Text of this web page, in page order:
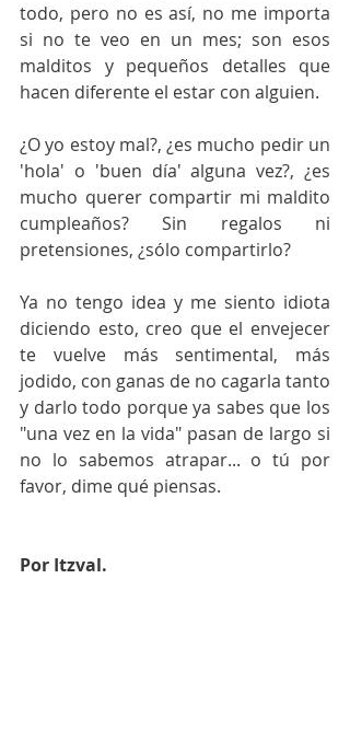
todo, pero no es así, no me importa
si no te veo en un mes; son esos
malditos y pequeños detalles que
hacen diferente el estar con alguien.
¿O yo estoy mal?, ¿es mucho pedir un
'hola' o 'buen día' alguna vez?, ¿es
mucho querer compartir mi maldito
cumpleaños? Sin regalos ni
pretensiones, ¿sólo compartirlo?
Ya no tengo idea y me siento idiota
diciendo esto, creo que el envejecer
te vuelve más sentimental, más
jodido, con ganas de no cagarla tanto
y darlo todo porque ya sabes que los
"una vez en la vida" pasan de largo si
no lo sabemos atrapar... o tú por
favor, dime qué piensas.
Por Itzval.